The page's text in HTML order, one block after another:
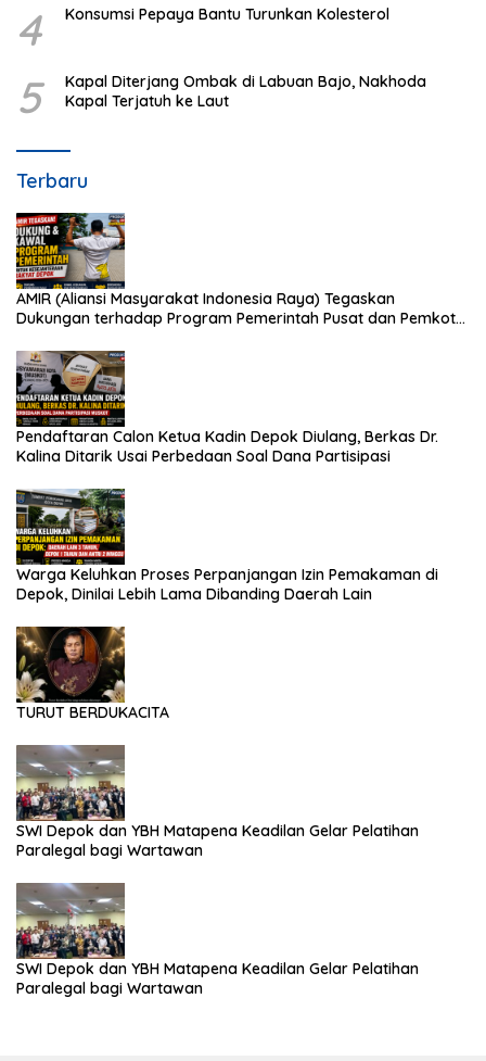
4 Konsumsi Pepaya Bantu Turunkan Kolesterol
5
Kapal Diterjang Ombak di Labuan Bajo, Nakhoda
Kapal Terjatuh ke Laut
Terbaru
AMIR (Aliansi Masyarakat Indonesia Raya) Tegaskan
Dukungan terhadap Program Pemerintah Pusat dan Pemkot
Pendaftaran Calon Ketua Kadin Depok Diulang, Berkas Dr.
Kalina Ditarik Usai Perbedaan Soal Dana Partisipasi
Warga Keluhkan Proses Perpanjangan Izin Pemakaman di
Depok, Dinilai Lebih Lama Dibanding Daerah Lain
TURUT BERDUKACITA
SWI Depok dan YBH Matapena Keadilan Gelar Pelatihan
Paralegal bagi Wartawan
SWI Depok dan YBH Matapena Keadilan Gelar Pelatihan
Paralegal bagi Wartawan